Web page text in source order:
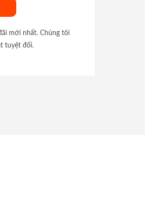
mới nhất. Chúng tôi
tuyệt đối.